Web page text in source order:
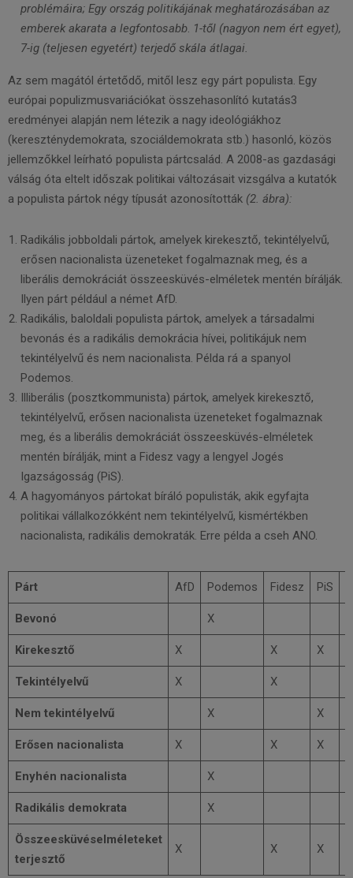
problémáira; Egy ország politikájának meghatározásában az
emberek akarata a legfontosabb. 1-től (nagyon nem ért egyet),
7-ig (teljesen egyetért) terjedő skála átlagai.
Az sem magától értetődő, mitől lesz egy párt populista. Egy
európai populizmusvariációkat összehasonlító kutatás3
eredményei alapján nem létezik a nagy ideológiákhoz
(kereszténydemokrata, szociáldemokrata stb.) hasonló, közös
jellemzőkkel leírható populista pártcsalád. A 2008-as gazdasági
válság óta eltelt időszak politikai változásait vizsgálva a kutatók
a populista pártok négy típusát azonosították (2. ábra):
Radikális jobboldali pártok, amelyek kirekesztő, tekintélyelvű,
erősen nacionalista üzeneteket fogalmaznak meg, és a
liberális demokráciát összeesküvés-elméletek mentén bírálják.
Ilyen párt például a német AfD.
Radikális, baloldali populista pártok, amelyek a társadalmi
bevonás és a radikális demokrácia hívei, politikájuk nem
tekintélyelvű és nem nacionalista. Példa rá a spanyol
Podemos.
Illiberális (posztkommunista) pártok, amelyek kirekesztő,
tekintélyelvű, erősen nacionalista üzeneteket fogalmaznak
meg, és a liberális demokráciát összeesküvés-elméletek
mentén bírálják, mint a Fidesz vagy a lengyel Jogés
Igazságosság (PiS).
A hagyományos pártokat bíráló populisták, akik egyfajta
politikai vállalkozókként nem tekintélyelvű, kismértékben
nacionalista, radikális demokraták. Erre példa a cseh ANO.
Párt AfD Podemos Fidesz PiS
Bevonó X
Kirekesztő X X X
Tekintélyelvű X X
Nem tekintélyelvű X X
Erősen nacionalista X X X
Enyhén nacionalista X
Radikális demokrata X
Összeesküvéselméleteket
terjesztő
X X X